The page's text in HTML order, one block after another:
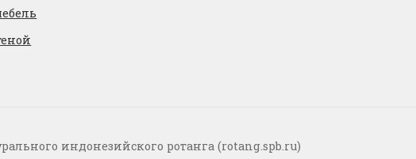
индонезийского ротанга (rotang.spb.ru)